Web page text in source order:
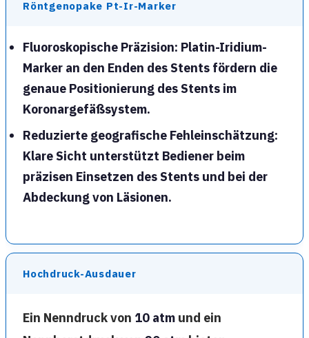
Röntgenopake Pt-Ir-Marker
Fluoroskopische Präzision: Platin-Iridium-
Marker an den Enden des Stents fördern die
genaue Positionierung des Stents im
Koronargefäßsystem.
Reduzierte geografische Fehleinschätzung:
Klare Sicht unterstützt Bediener beim
präzisen Einsetzen des Stents und bei der
Abdeckung von Läsionen.
Hochdruck-Ausdauer
Ein Nenndruck von 10 atm und ein